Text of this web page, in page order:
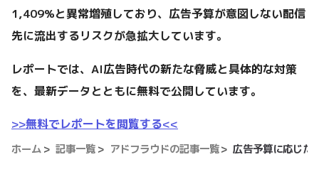
1,409%と異常増殖しており、広告予算が意図しない配信
先に流出するリスクが急拡大しています。
レポートでは、AI広告時代の新たな脅威と具体的な対策
を、最新データとともに無料で公開しています。
>>無料でレポートを閲覧する<<
ホーム 記事一覧 アドフラウドの記事一覧 広告予算に応じた